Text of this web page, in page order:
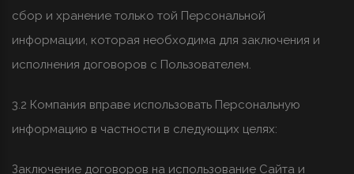
сбор и хранение только той Персональной
информации, которая необходима для заключения и
исполнения договоров с Пользователем.
3.2 Компания вправе использовать Персональную
информацию в частности в следующих целях:
Заключение договоров на использование Сайта и